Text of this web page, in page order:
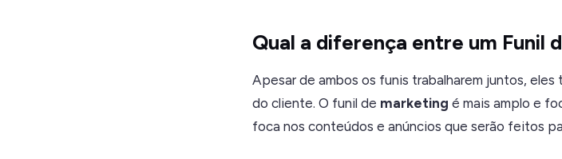
Qual a diferença entre um Funil
Apesar de ambos os funis trabalharem juntos,
do cliente. O funil de marketing é mais amplo e
foca nos conteúdos e anúncios que serão feitos